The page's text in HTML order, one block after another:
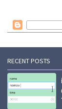
RECENT POSTS